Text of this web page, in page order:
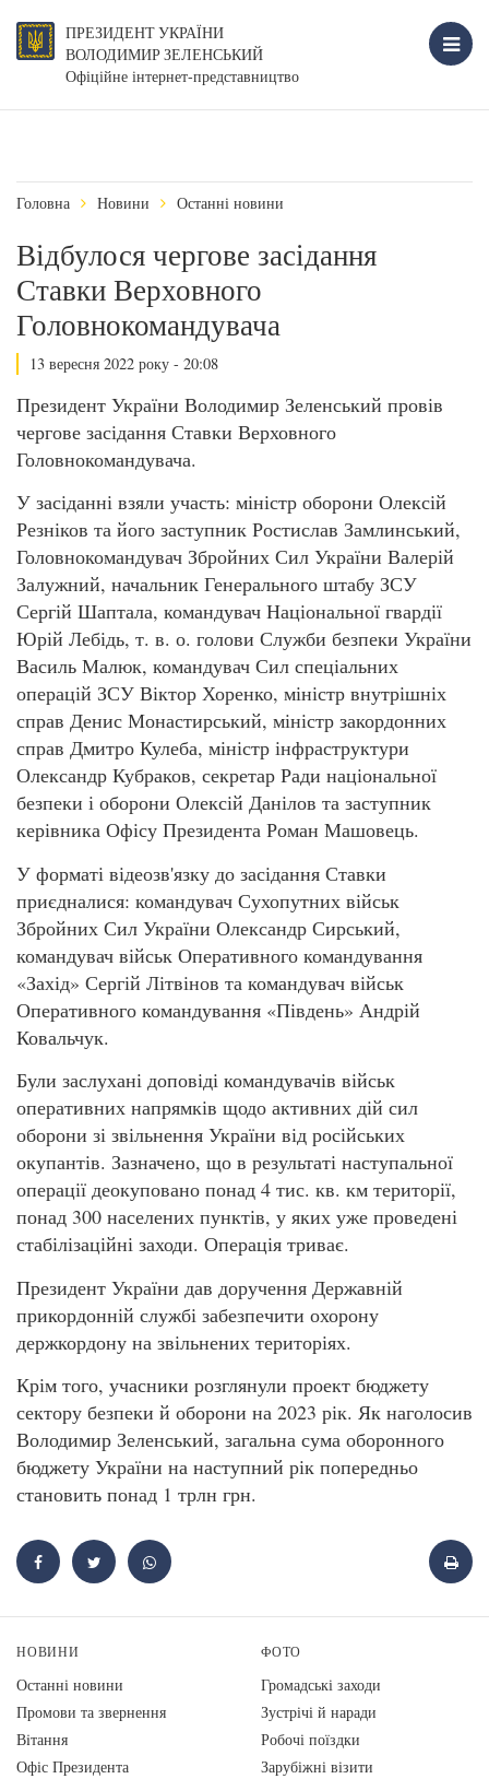
ПРЕЗИДЕНТ УКРАЇНИ
ВОЛОДИМИР ЗЕЛЕНСЬКИЙ
Офіційне інтернет-представництво
Головна Новини Останні новини
Відбулося чергове засідання
Ставки Верховного
Головнокомандувача
13 вересня 2022 року - 20:08
Президент України Володимир Зеленський провів
чергове засідання Ставки Верховного
Головнокомандувача.
У засіданні взяли участь: міністр оборони Олексій
Резніков та його заступник Ростислав Замлинський,
Головнокомандувач Збройних Сил України Валерій
Залужний, начальник Генерального штабу ЗСУ
Сергій Шаптала, командувач Національної гвардії
Юрій Лебідь, т. в. о. голови Служби безпеки України
Василь Малюк, командувач Сил спеціальних
операцій ЗСУ Віктор Хоренко, міністр внутрішніх
справ Денис Монастирський, міністр закордонних
справ Дмитро Кулеба, міністр інфраструктури
Олександр Кубраков, секретар Ради національної
безпеки і оборони Олексій Данілов та заступник
керівника Офісу Президента Роман Машовець.
У форматі відеозв'язку до засідання Ставки
приєдналися: командувач Сухопутних військ
Збройних Сил України Олександр Сирський,
командувач військ Оперативного командування
«Захід» Сергій Літвінов та командувач військ
Оперативного командування «Південь» Андрій
Ковальчук.
Були заслухані доповіді командувачів військ
оперативних напрямків щодо активних дій сил
оборони зі звільнення України від російських
окупантів. Зазначено, що в результаті наступальної
операції деокуповано понад 4 тис. кв. км території,
понад 300 населених пунктів, у яких уже проведені
стабілізаційні заходи. Операція триває.
Президент України дав доручення Державній
прикордонній службі забезпечити охорону
держкордону на звільнених територіях.
Крім того, учасники розглянули проект бюджету
сектору безпеки й оборони на 2023 рік. Як наголосив
Володимир Зеленський, загальна сума оборонного
бюджету України на наступний рік попередньо
становить понад 1 трлн грн.
НОВИНИ
Останні новини
Промови та звернення
Вiтання
Офіс Президента
ФОТО
Громадські заходи
Зустрічі й наради
Робочі поїздки
Зарубіжні візити